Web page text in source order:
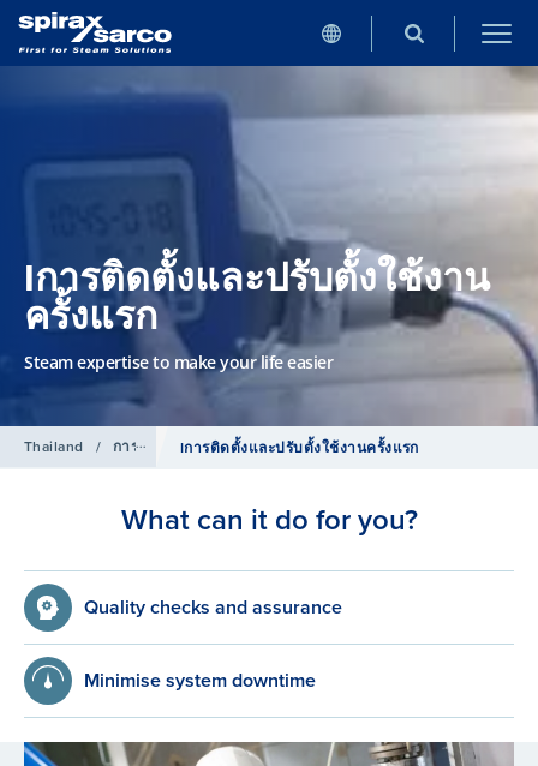
Iการติดตั้งและปรับตั้งใช้งาน
ครั้งแรก
Steam expertise to make your life easier
Thailand / การบริการIการติดตั้งและปรับตั้งใช้งานครั้งแรก
What can it do for you?
Quality checks and assurance
Minimise system downtime